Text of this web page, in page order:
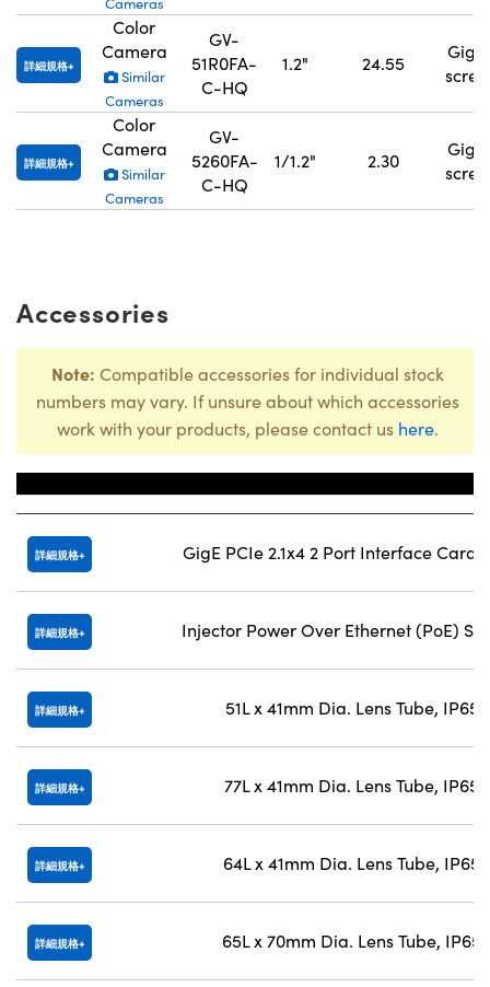
詳細規格
Color
Camera
Similar
Cameras
GV-
51R0FA-
C-HQ
1.2" 24.55
GigE
詳細規格
Color
Camera
Similar
Cameras
GV-
5260FA-
C-HQ
1/1.2" 2.30
GigE
Accessories
Note: Compatible accessories for individual stock
numbers may vary. If unsure about which accessories
work with your products, please contact us here.
詳細規格 GigE PCIe 2.1x4 2 Port Interface Card
詳細規格 Injector Power Over Ethernet (PoE)
詳細規格 51L x 41mm Dia. Lens Tube,
詳細規格 77L x 41mm Dia. Lens Tube,
詳細規格 64L x 41mm Dia. Lens Tube,
詳細規格 65L x 70mm Dia. Lens Tube,